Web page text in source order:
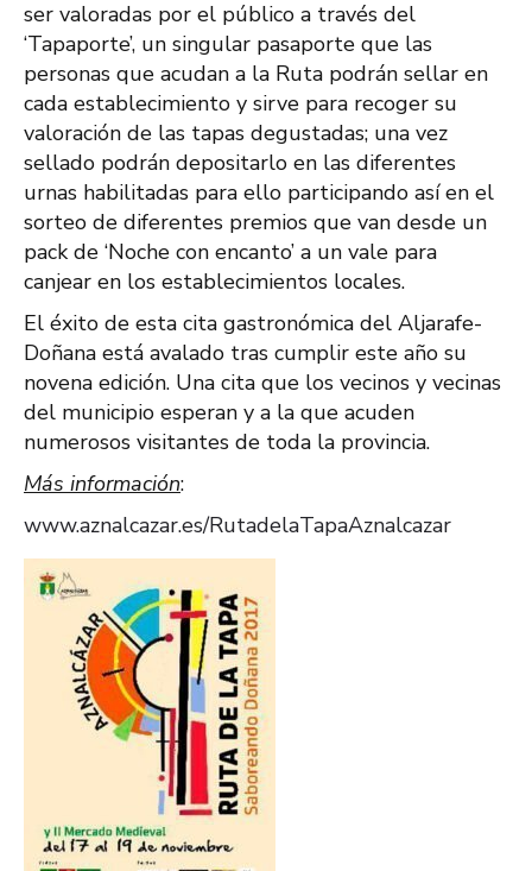
ser valoradas por el público a través del
‘Tapaporte’, un singular pasaporte que las
personas que acudan a la Ruta podrán sellar en
cada establecimiento y sirve para recoger su
valoración de las tapas degustadas; una vez
sellado podrán depositarlo en las diferentes
urnas habilitadas para ello participando así en el
sorteo de diferentes premios que van desde un
pack de ‘Noche con encanto’ a un vale para
canjear en los establecimientos locales.
El éxito de esta cita gastronómica del Aljarafe-
Doñana está avalado tras cumplir este año su
novena edición. Una cita que los vecinos y vecinas
del municipio esperan y a la que acuden
numerosos visitantes de toda la provincia.
Más información:
www.aznalcazar.es/RutadelaTapaAznalcazar